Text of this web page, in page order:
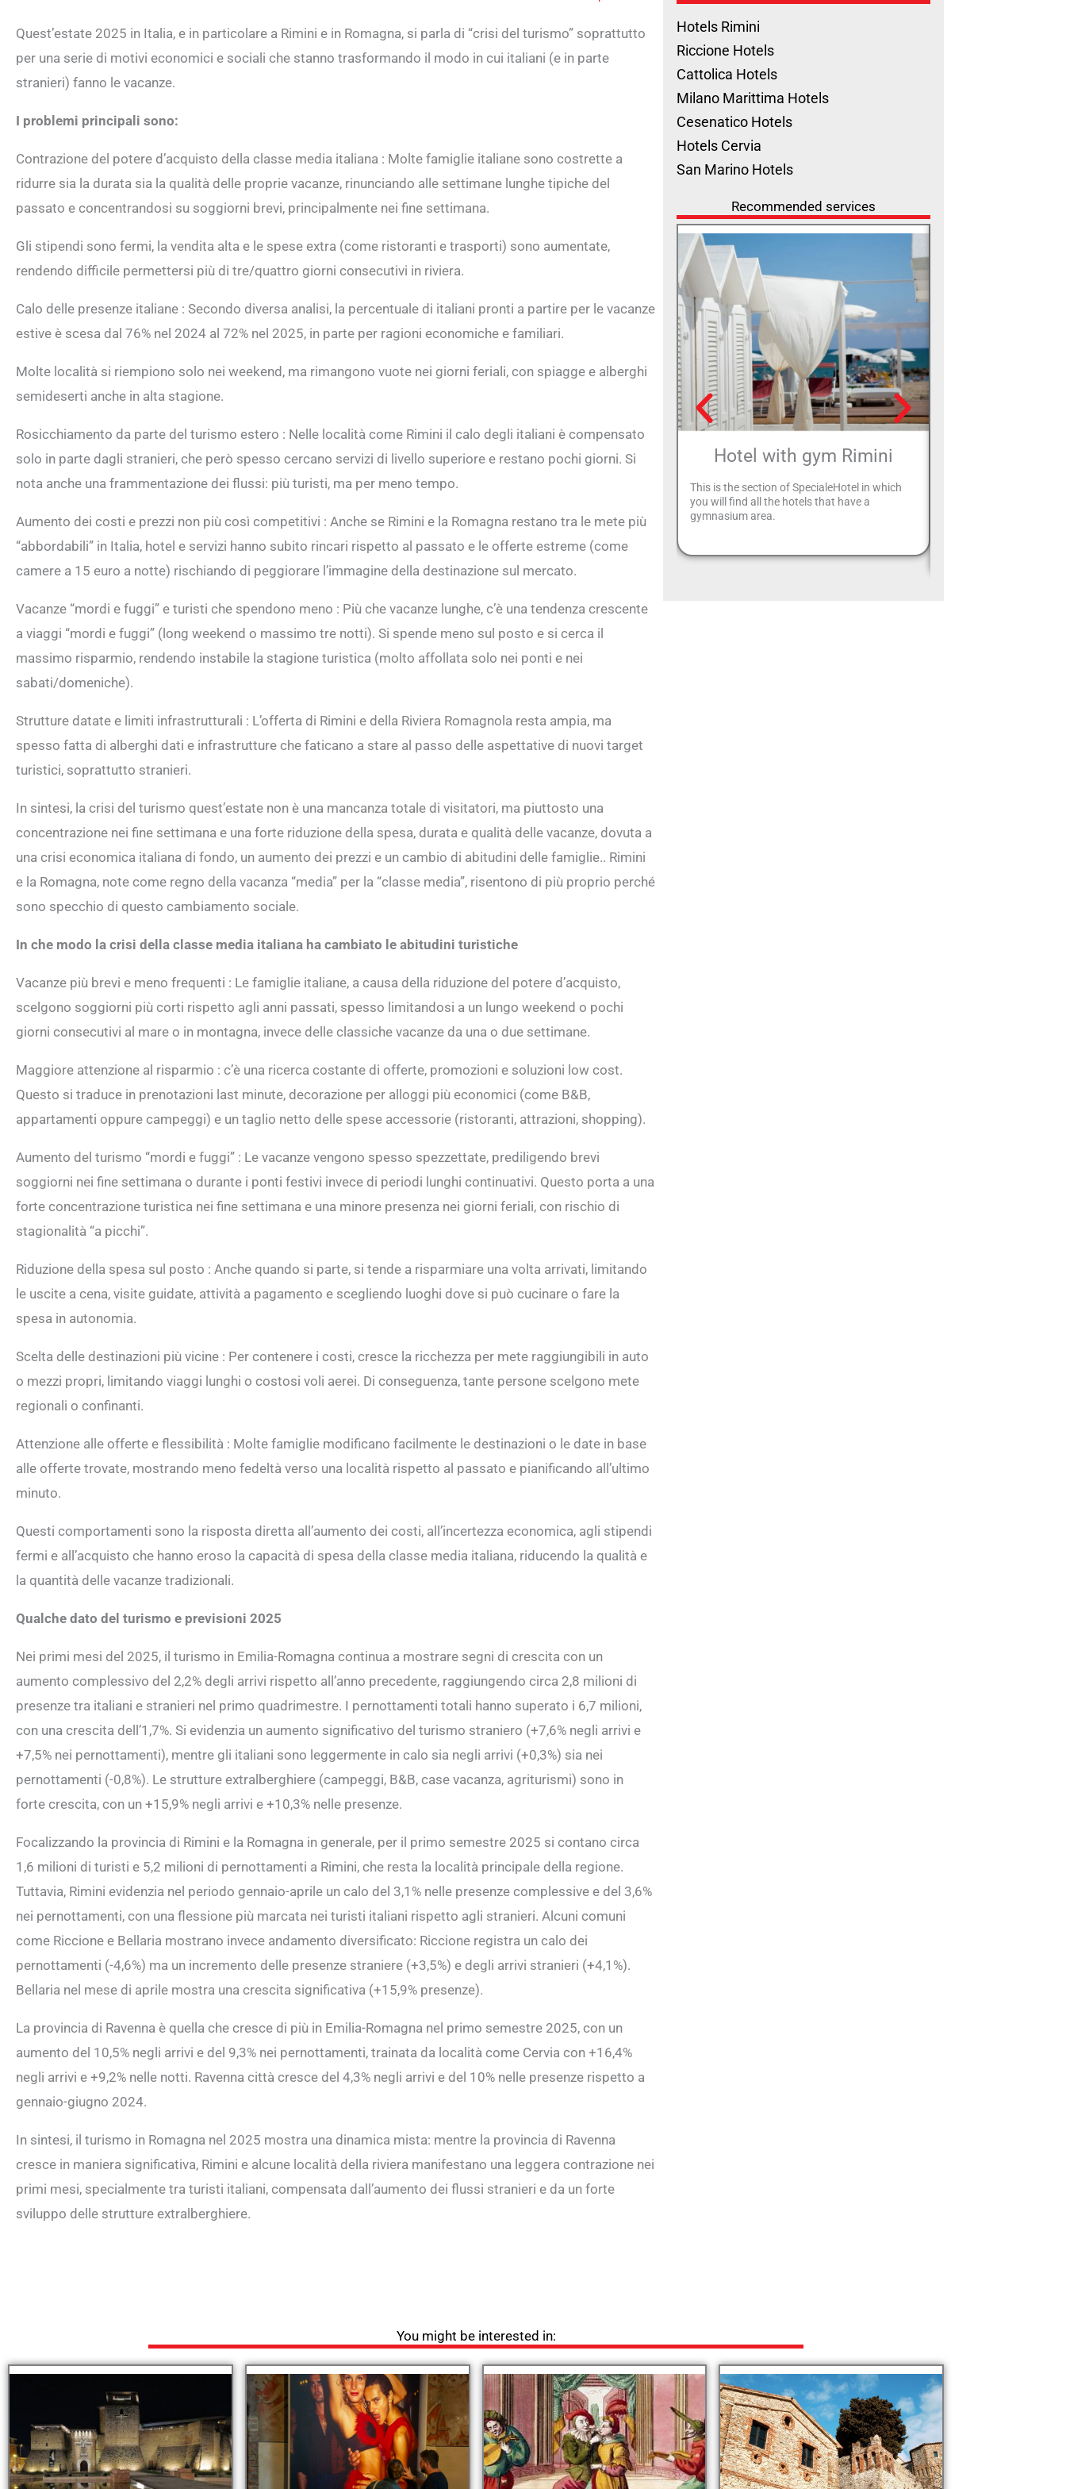
Quest’estate 2025 in Italia, e in particolare a Rimini e in Romagna, si parla di “crisi del turismo” soprattutto
per una serie di motivi economici e sociali che stanno trasformando il modo in cui italiani (e in parte
stranieri) fanno le vacanze.
I problemi principali sono:
Contrazione del potere d’acquisto della classe media italiana : Molte famiglie italiane sono costrette a
ridurre sia la durata sia la qualità delle proprie vacanze, rinunciando alle settimane lunghe tipiche del
passato e concentrandosi su soggiorni brevi, principalmente nei fine settimana.
Gli stipendi sono fermi, la vendita alta e le spese extra (come ristoranti e trasporti) sono aumentate,
rendendo difficile permettersi più di tre/quattro giorni consecutivi in riviera.
Calo delle presenze italiane : Secondo diversa analisi, la percentuale di italiani pronti a partire per le vacanze
estive è scesa dal 76% nel 2024 al 72% nel 2025, in parte per ragioni economiche e familiari.
Molte località si riempiono solo nei weekend, ma rimangono vuote nei giorni feriali, con spiagge e alberghi
semideserti anche in alta stagione.
Rosicchiamento da parte del turismo estero : Nelle località come Rimini il calo degli italiani è compensato
solo in parte dagli stranieri, che però spesso cercano servizi di livello superiore e restano pochi giorni. Si
nota anche una frammentazione dei flussi: più turisti, ma per meno tempo.
Aumento dei costi e prezzi non più così competitivi : Anche se Rimini e la Romagna restano tra le mete più
“abbordabili” in Italia, hotel e servizi hanno subito rincari rispetto al passato e le offerte estreme (come
camere a 15 euro a notte) rischiando di peggiorare l’immagine della destinazione sul mercato.
Vacanze “mordi e fuggi” e turisti che spendono meno : Più che vacanze lunghe, c’è una tendenza crescente
a viaggi “mordi e fuggi” (long weekend o massimo tre notti). Si spende meno sul posto e si cerca il
massimo risparmio, rendendo instabile la stagione turistica (molto affollata solo nei ponti e nei
sabati/domeniche).
Strutture datate e limiti infrastrutturali : L’offerta di Rimini e della Riviera Romagnola resta ampia, ma
spesso fatta di alberghi dati e infrastrutture che faticano a stare al passo delle aspettative di nuovi target
turistici, soprattutto stranieri.
In sintesi, la crisi del turismo quest’estate non è una mancanza totale di visitatori, ma piuttosto una
concentrazione nei fine settimana e una forte riduzione della spesa, durata e qualità delle vacanze, dovuta a
una crisi economica italiana di fondo, un aumento dei prezzi e un cambio di abitudini delle famiglie.. Rimini
e la Romagna, note come regno della vacanza “media” per la “classe media”, risentono di più proprio perché
sono specchio di questo cambiamento sociale.
In che modo la crisi della classe media italiana ha cambiato le abitudini turistiche
Vacanze più brevi e meno frequenti : Le famiglie italiane, a causa della riduzione del potere d’acquisto,
scelgono soggiorni più corti rispetto agli anni passati, spesso limitandosi a un lungo weekend o pochi
giorni consecutivi al mare o in montagna, invece delle classiche vacanze da una o due settimane.
Maggiore attenzione al risparmio : c’è una ricerca costante di offerte, promozioni e soluzioni low cost.
Questo si traduce in prenotazioni last minute, decorazione per alloggi più economici (come B&B,
appartamenti oppure campeggi) e un taglio netto delle spese accessorie (ristoranti, attrazioni, shopping).
Aumento del turismo “mordi e fuggi” : Le vacanze vengono spesso spezzettate, prediligendo brevi
soggiorni nei fine settimana o durante i ponti festivi invece di periodi lunghi continuativi. Questo porta a una
forte concentrazione turistica nei fine settimana e una minore presenza nei giorni feriali, con rischio di
stagionalità “a picchi”.
Riduzione della spesa sul posto : Anche quando si parte, si tende a risparmiare una volta arrivati, limitando
le uscite a cena, visite guidate, attività a pagamento e scegliendo luoghi dove si può cucinare o fare la
spesa in autonomia.
Scelta delle destinazioni più vicine : Per contenere i costi, cresce la ricchezza per mete raggiungibili in auto
o mezzi propri, limitando viaggi lunghi o costosi voli aerei. Di conseguenza, tante persone scelgono mete
regionali o confinanti.
Attenzione alle offerte e flessibilità : Molte famiglie modificano facilmente le destinazioni o le date in base
alle offerte trovate, mostrando meno fedeltà verso una località rispetto al passato e pianificando all’ultimo
minuto.
Questi comportamenti sono la risposta diretta all’aumento dei costi, all’incertezza economica, agli stipendi
fermi e all’acquisto che hanno eroso la capacità di spesa della classe media italiana, riducendo la qualità e
la quantità delle vacanze tradizionali.
Qualche dato del turismo e previsioni 2025
Nei primi mesi del 2025, il turismo in Emilia-Romagna continua a mostrare segni di crescita con un
aumento complessivo del 2,2% degli arrivi rispetto all’anno precedente, raggiungendo circa 2,8 milioni di
presenze tra italiani e stranieri nel primo quadrimestre. I pernottamenti totali hanno superato i 6,7 milioni,
con una crescita dell’1,7%. Si evidenzia un aumento significativo del turismo straniero (+7,6% negli arrivi e
+7,5% nei pernottamenti), mentre gli italiani sono leggermente in calo sia negli arrivi (+0,3%) sia nei
pernottamenti (-0,8%). Le strutture extralberghiere (campeggi, B&B, case vacanza, agriturismi) sono in
forte crescita, con un +15,9% negli arrivi e +10,3% nelle presenze.
Focalizzando la provincia di Rimini e la Romagna in generale, per il primo semestre 2025 si contano circa
1,6 milioni di turisti e 5,2 milioni di pernottamenti a Rimini, che resta la località principale della regione.
Tuttavia, Rimini evidenzia nel periodo gennaio-aprile un calo del 3,1% nelle presenze complessive e del 3,6%
nei pernottamenti, con una flessione più marcata nei turisti italiani rispetto agli stranieri. Alcuni comuni
come Riccione e Bellaria mostrano invece andamento diversificato: Riccione registra un calo dei
pernottamenti (-4,6%) ma un incremento delle presenze straniere (+3,5%) e degli arrivi stranieri (+4,1%).
Bellaria nel mese di aprile mostra una crescita significativa (+15,9% presenze).
La provincia di Ravenna è quella che cresce di più in Emilia-Romagna nel primo semestre 2025, con un
aumento del 10,5% negli arrivi e del 9,3% nei pernottamenti, trainata da località come Cervia con +16,4%
negli arrivi e +9,2% nelle notti. Ravenna città cresce del 4,3% negli arrivi e del 10% nelle presenze rispetto a
gennaio-giugno 2024.
In sintesi, il turismo in Romagna nel 2025 mostra una dinamica mista: mentre la provincia di Ravenna
cresce in maniera significativa, Rimini e alcune località della riviera manifestano una leggera contrazione nei
primi mesi, specialmente tra turisti italiani, compensata dall’aumento dei flussi stranieri e da un forte
sviluppo delle strutture extralberghiere.
Hotels Rimini
Riccione Hotels
Cattolica Hotels
Milano Marittima Hotels
Cesenatico Hotels
Hotels Cervia
San Marino Hotels
Recommended services
Hotel with gym Rimini
This is the section of SpecialeHotel in which
you will find all the hotels that have a
gymnasium area.
You might be interested in: